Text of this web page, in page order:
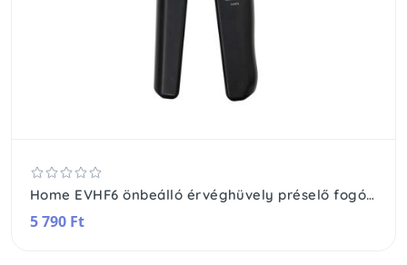
Home EVHF6 önbeálló érvéghüvely préselő fogó, 0.25-6.00mm2, automatikus működésű retesz, professzionális, hatlapú fej, nagy nyomaték
5 790 Ft